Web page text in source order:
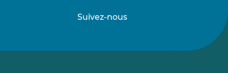
Suivez-nous
sursur